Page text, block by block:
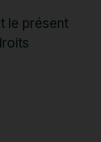
le présent